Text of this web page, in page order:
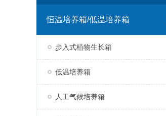
恒温培养箱/低温培养箱
步入式植物生长箱
低温培养箱
人工气候培养箱